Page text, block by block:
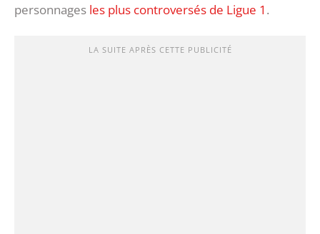
personnages les plus controversés de Ligue 1 .
LA SUITE APRÈS CETTE PUBLICITÉ